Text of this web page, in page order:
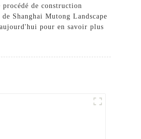
de construction
Shanghai Mutong Landscape
pour en savoir plus